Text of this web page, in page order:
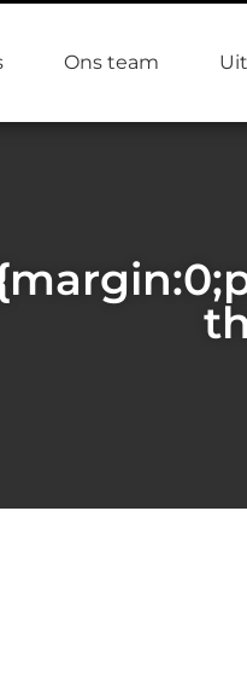
Ons team